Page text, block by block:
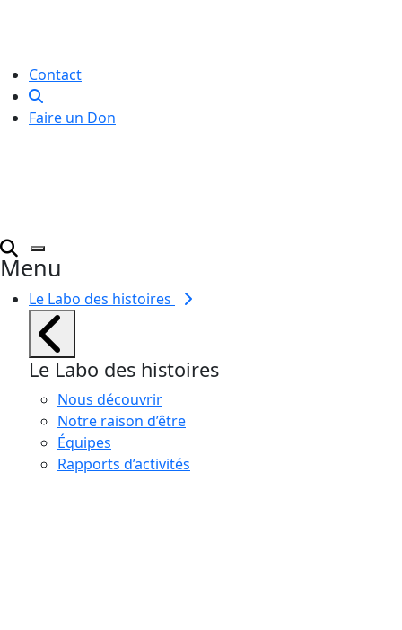
Contact
Faire un Don
Menu
Le Labo des histoires
Le Labo des histoires
Nous découvrir
Notre raison d’être
Équipes
Rapports d’activités